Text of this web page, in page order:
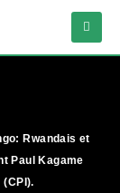
Rwandais et
Paul Kagame